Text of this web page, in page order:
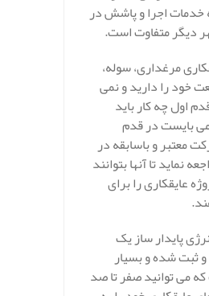
اجرا و پاشش در
دیگر متفاوت است.
مرغداری، سوله،
خود را دارید و نمی
اول چه کار باید
بایست در قدم
معتبر و باسابقه در
نماید تا آنها بتوانند
عایقکاری را برای
پایدار ساز یک
ثبت شده و بسیار
می توانید صفر تا صد